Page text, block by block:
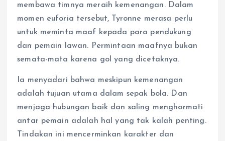
membawa timnya meraih kemenangan. Dalam
momen euforia tersebut, Tyronne merasa perlu
untuk meminta maaf kepada para pendukung
dan pemain lawan. Permintaan maafnya bukan
semata-mata karena gol yang dicetaknya.
Ia menyadari bahwa meskipun kemenangan
adalah tujuan utama dalam sepak bola. Dan
menjaga hubungan baik dan saling menghormati
antar pemain adalah hal yang tak kalah penting.
Tindakan ini mencerminkan karakter dan